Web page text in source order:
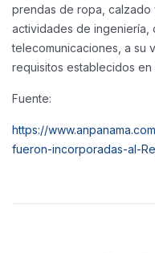
prendas de ropa, calzado
actividades de ingeniería,
telecomunicaciones, a su
requisitos establecidos en
Fuente:
https://
fueron-incorporadas-al-